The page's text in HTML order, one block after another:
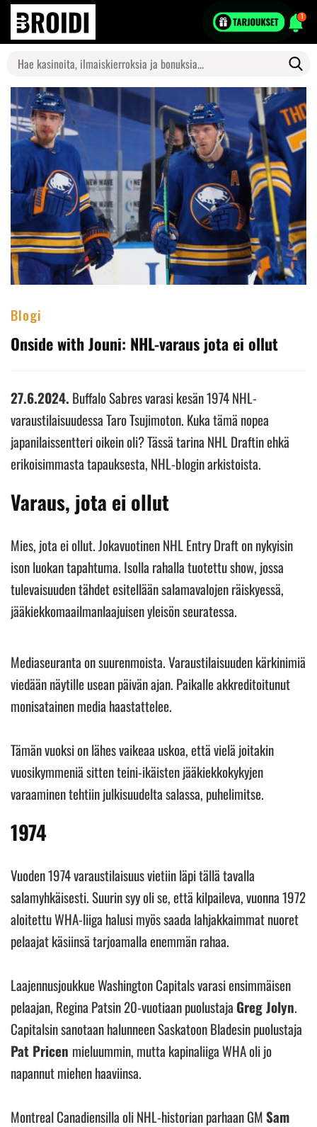
1
Search
for:
Blogi
Onside with Jouni: NHL-varaus jota ei ollut
27.6.2024. Buffalo Sabres varasi kesän 1974 NHL-
varaustilaisuudessa Taro Tsujimoton. Kuka tämä nopea
japanilaissentteri oikein oli? Tässä tarina NHL Draftin ehkä
erikoisimmasta tapauksesta, NHL-blogin arkistoista.
Varaus, jota ei ollut
Mies, jota ei ollut. Jokavuotinen NHL Entry Draft on nykyisin
ison luokan tapahtuma. Isolla rahalla tuotettu show, jossa
tulevaisuuden tähdet esitellään salamavalojen räiskyessä,
jääkiekkomaailmanlaajuisen yleisön seuratessa.
Mediaseuranta on suurenmoista. Varaustilaisuuden kärkinimiä
viedään näytille usean päivän ajan. Paikalle akkreditoitunut
monisatainen media haastattelee.
Tämän vuoksi on lähes vaikeaa uskoa, että vielä joitakin
vuosikymmeniä sitten teini-ikäisten jääkiekkokykyjen
varaaminen tehtiin julkisuudelta salassa, puhelimitse.
1974
Vuoden 1974 varaustilaisuus vietiin läpi tällä tavalla
salamyhkäisesti. Suurin syy oli se, että kilpaileva, vuonna 1972
aloitettu WHA-liiga halusi myös saada lahjakkaimmat nuoret
pelaajat käsiinsä tarjoamalla enemmän rahaa.
Laajennusjoukkue Washington Capitals varasi ensimmäisen
pelaajan, Regina Patsin 20-vuotiaan puolustaja Greg Jolyn.
Capitalsin sanotaan halunneen Saskatoon Bladesin puolustaja
Pat Pricen mieluummin, mutta kapinaliiga WHA oli jo
napannut miehen haaviinsa.
Montreal Canadiensilla oli NHL-historian parhaan GMSam